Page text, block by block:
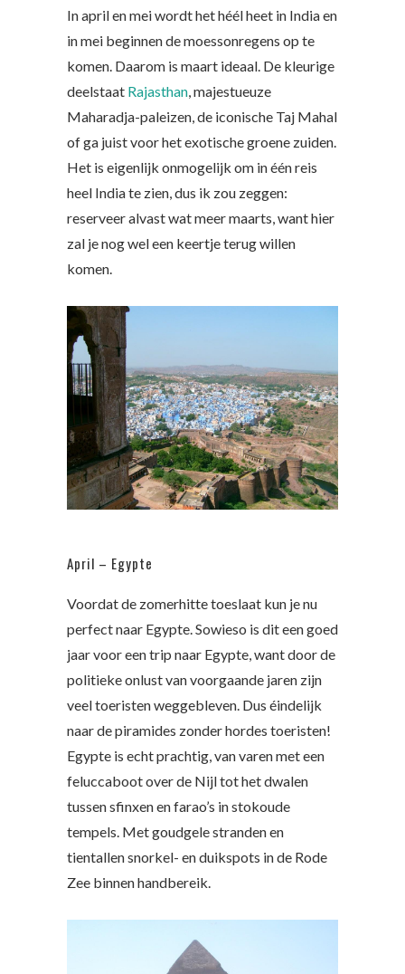
In april en mei wordt het héél heet in India en
in mei beginnen de moessonregens op te
komen. Daarom is maart ideaal. De kleurige
deelstaat Rajasthan, majestueuze
Maharadja-paleizen, de iconische Taj Mahal
of ga juist voor het exotische groene zuiden.
Het is eigenlijk onmogelijk om in één reis
heel India te zien, dus ik zou zeggen:
reserveer alvast wat meer maarts, want hier
zal je nog wel een keertje terug willen
komen.
April – Egypte
Voordat de zomerhitte toeslaat kun je nu
perfect naar Egypte. Sowieso is dit een goed
jaar voor een trip naar Egypte, want door de
politieke onlust van voorgaande jaren zijn
veel toeristen weggebleven. Dus éindelijk
naar de piramides zonder hordes toeristen!
Egypte is echt prachtig, van varen met een
feluccaboot over de Nijl tot het dwalen
tussen sfinxen en farao’s in stokoude
tempels. Met goudgele stranden en
tientallen snorkel- en duikspots in de Rode
Zee binnen handbereik.